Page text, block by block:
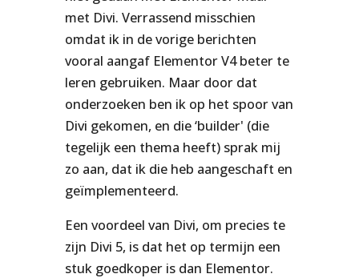
met Divi. Verrassend misschien
omdat ik in de vorige berichten
vooral aangaf Elementor V4 beter te
leren gebruiken. Maar door dat
onderzoeken ben ik op het spoor van
Divi gekomen, en die ‘builder' (die
tegelijk een thema heeft) sprak mij
zo aan, dat ik die heb aangeschaft en
geïmplementeerd.
Een voordeel van Divi, om precies te
zijn Divi 5, is dat het op termijn een
stuk goedkoper is dan Elementor.